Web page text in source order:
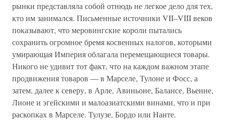
рынки представляла собой отнюдь не легкое дело для тех,
кто им занимался. Письменные источники VII–VIII веков
показывают, что меровингские короли пытались
сохранить огромное бремя косвенных налогов, которыми
умирающая Империя облагала перемещающиеся товары.
Никого не удивит тот факт, что на каждом важном этапе
продвижения товаров — в Марселе, Тулоне и Фосс, а
затем, далее к северу, в Арле, Авиньоне, Балансе, Вьенне,
Лионе и эгейскими и малоазиатскими винами, что и при
раскопках в Марселе. Тулузе, Бордо или Нанте.